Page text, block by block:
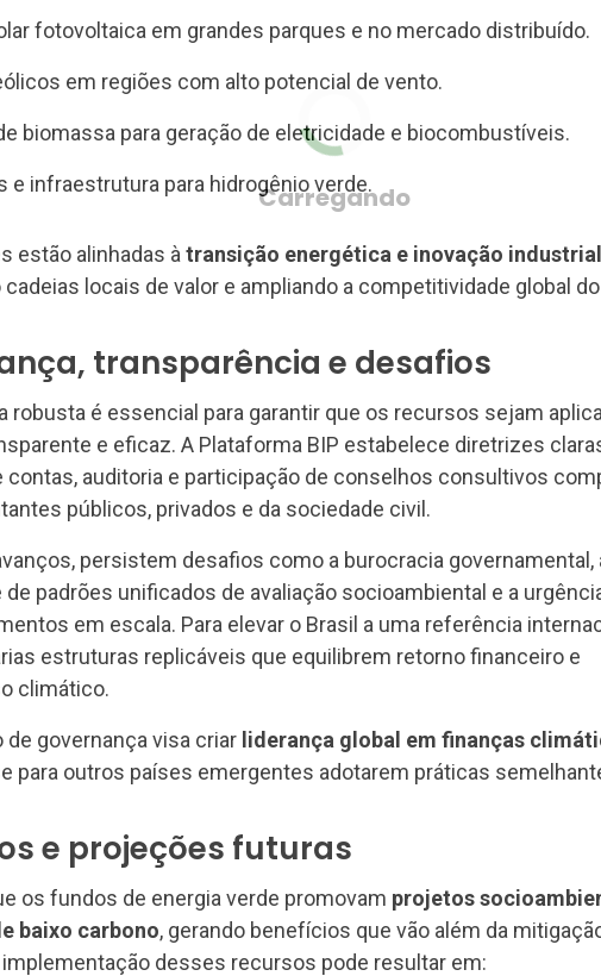
fotovoltaica em grandes parques e no mercado distribuído.
em regiões com alto potencial de vento.
biomassa para geração de eletricidade e biocombustíveis.
e infraestrutura para hidrogênio verde.
estão alinhadas à transição energética e inovação industrial
locais de valor e ampliando a competitividade global
transparência e desafios
robusta é essencial para garantir que os recursos sejam
e eficaz. A Plataforma BIP estabelece diretrizes
contas, auditoria e participação de conselhos consultivos
públicos, privados e da sociedade civil.
persistem desafios como a burocracia governamental,
padrões unificados de avaliação socioambiental e a
em escala. Para elevar o Brasil a uma referência
estruturas replicáveis que equilibrem retorno financeiro e
climático.
de governança visa criar liderança global em finanças
para outros países emergentes adotarem práticas
e projeções futuras
os fundos de energia verde promovam projetos
baixo carbono, gerando benefícios que vão além da
desses recursos pode resultar em: